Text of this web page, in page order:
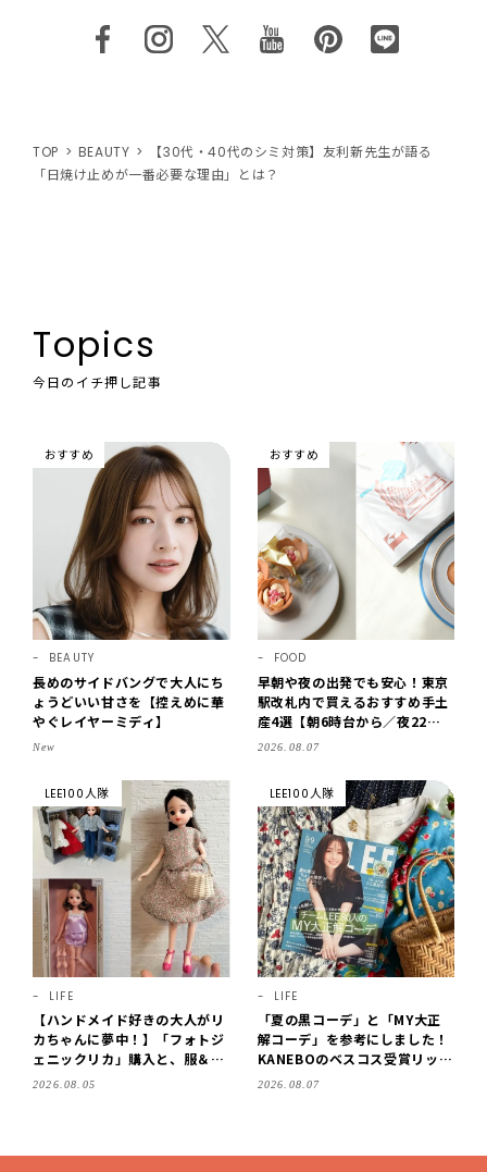
TOP BEAUTY
【30代・40代のシミ対策】友利新先生が語る
「日焼け止めが一番必要な理由」とは？
Topics
今日のイチ押し記事
おすすめ
BEAUTY
長めのサイドバングで大人にち
ょうどいい甘さを【控えめに華
やぐレイヤーミディ】
New
おすすめ
FOOD
早朝や夜の出発でも安心！東京
駅改札内で買えるおすすめ手土
産4選【朝6時台から／夜22時
まで営業】
2026.08.07
LEE100人隊
LIFE
【ハンドメイド好きの大人がリ
カちゃんに夢中！】「フォトジ
ェニックリカ」購入と、服＆ク
ローゼットの手づくり実例をご
2026.08.05
LEE100人隊
LIFE
「夏の黒コーデ」と「MY大正
解コーデ」を参考にしました！
KANEBOのベスコス受賞リップ
購入も。LEE8・9月号を読んだ
2026.08.07